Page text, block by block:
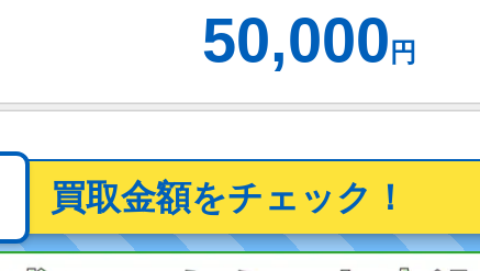
50,000 円
買取金額をチェック！